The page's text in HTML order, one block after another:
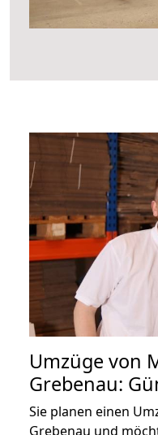
Umzüge von
Grebenau:
Sie planen einen
Grebenau und